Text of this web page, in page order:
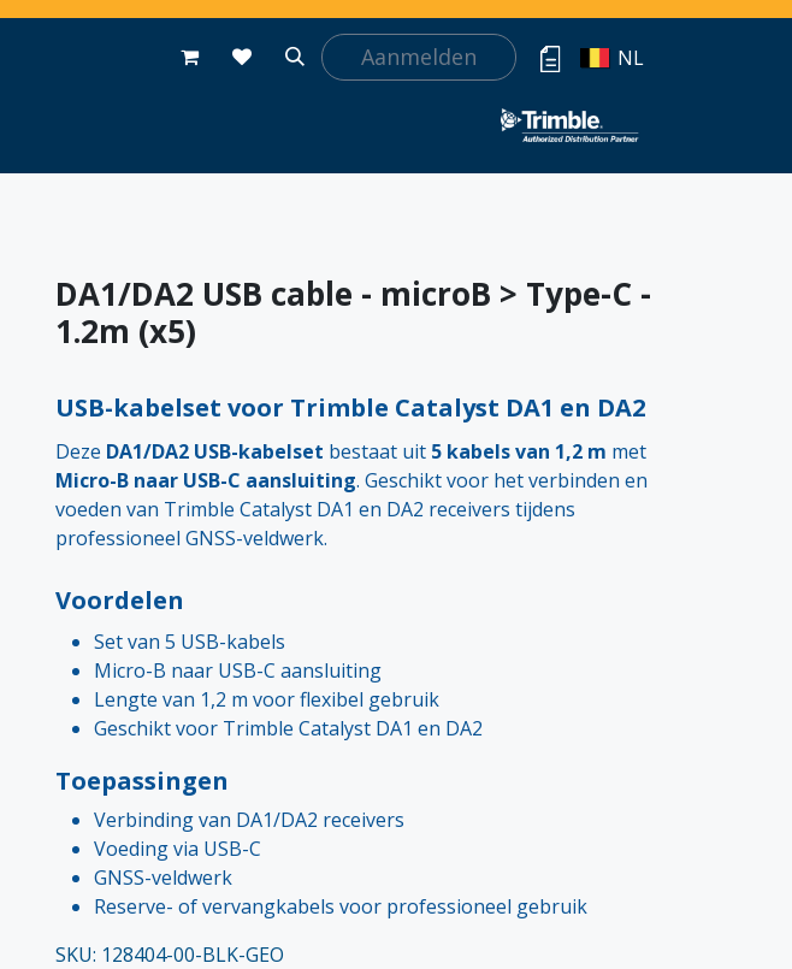
Contact Aanmelden NL
DA1/DA2 USB cable - microB > Type-C -
1.2m (x5)
USB-kabelset voor Trimble Catalyst DA1 en DA2
Deze DA1/DA2 USB-kabelset bestaat uit 5 kabels van 1,2 m met
Micro-B naar USB-C aansluiting. Geschikt voor het verbinden en
voeden van Trimble Catalyst DA1 en DA2 receivers tijdens
professioneel GNSS-veldwerk.
Voordelen
Set van 5 USB-kabels
Micro-B naar USB-C aansluiting
Lengte van 1,2 m voor flexibel gebruik
Geschikt voor Trimble Catalyst DA1 en DA2
Toepassingen
Verbinding van DA1/DA2 receivers
Voeding via USB-C
GNSS-veldwerk
Reserve- of vervangkabels voor professioneel gebruik
SKU: 128404-00-BLK-GEO